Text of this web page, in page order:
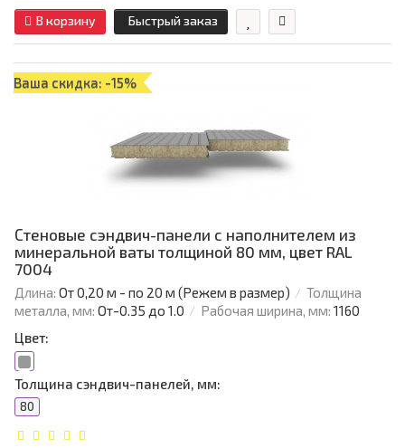
В корзину Быстрый заказ
Ваша скидка: -15%
Стеновые сэндвич-панели с наполнителем из
минеральной ваты толщиной 80 мм, цвет RAL
7004
Длина: От 0,20 м - по 20 м (Режем в размер)
Толщина
металла, мм: От-0.35 до 1.0 Рабочая ширина, мм: 1160
Цвет:
Толщина сэндвич-панелей, мм:
80